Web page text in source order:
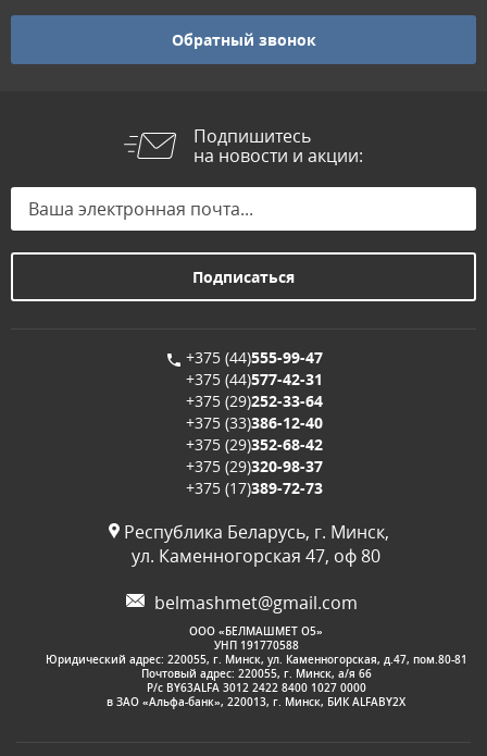
Обратный звонок
Подпишитесь
на новости и акции:
+375 (44)555-99-47
+375 (44)577-42-31
+375 (29)252-33-64
+375 (33)386-12-40
+375 (29)352-68-42
+375 (29)320-98-37
+375 (17)389-72-73
Республика Беларусь, г. Минск,
ул. Каменногорская 47, оф 80
belmashmet@gmail.com
OOО «БЕЛМАШМЕТ О5»
УНП 191770588
Юридический адрес: 220055, г. Минск, ул. Каменногорская, д.47, пом.80-81
Почтовый адрес: 220055, г. Минск, а/я 66
Р/с BY63ALFA 3012 2422 8400 1027 0000
в ЗАО «Альфа-банк», 220013, г. Минск, БИК ALFABY2X